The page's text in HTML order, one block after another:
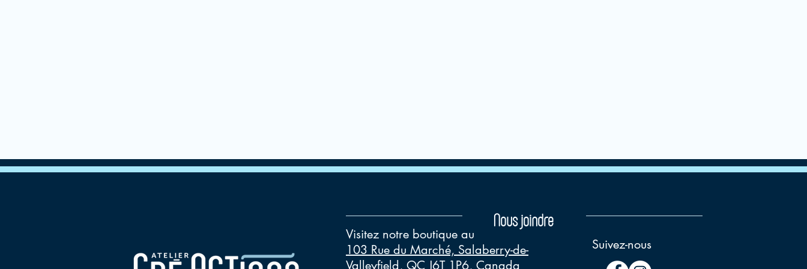
Visitez notre boutique au
103 Rue du Marché, Salaberry-de-
Valleyfield, QC J6T 1P6, Canada
Nous joindre
Suivez-nous